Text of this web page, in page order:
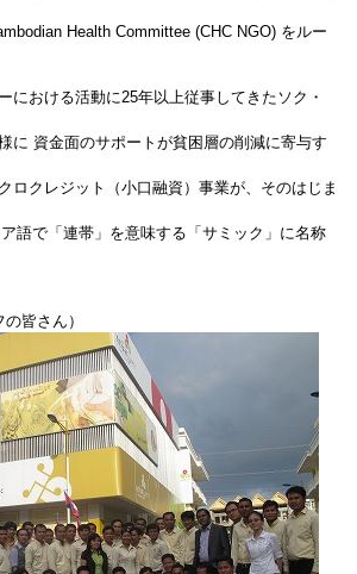
Health Committee (CHC NGO) をルー
における活動に25年以上従事してきたソク・
に 資金面のサポートが貧困層の削減に寄与す
ロクレジット（小口融資）事業が、そのはじま
語で「連帯」を意味する「サミック」に名称
皆さん）